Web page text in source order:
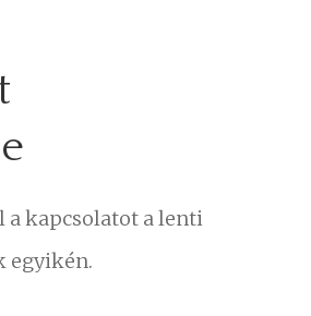
a kapcsolatot a lenti
egyikén.